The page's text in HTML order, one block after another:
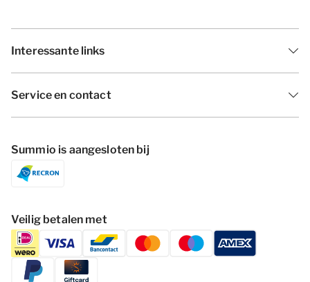
Interessante links
Service en contact
Summio is aangesloten bij
Veilig betalen met